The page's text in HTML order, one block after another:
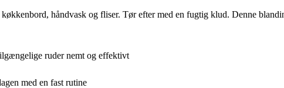
håndvask og fliser. Tør efter med en fugtig klud. Denne
ruder nemt og effektivt
med en fast rutine